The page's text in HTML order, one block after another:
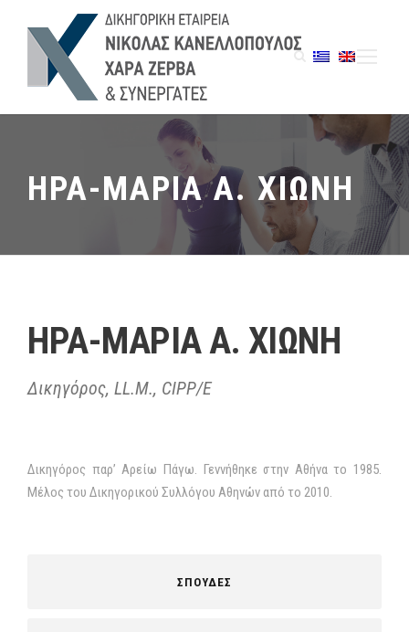
ΗΡΑ-ΜΑΡΙΑ A. ΧΙΩΝΗ
ΗΡΑ-ΜΑΡΙΑ A. ΧΙΩΝΗ
Δικηγόρος, LL.M., CIPP/E
Δικηγόρος παρ’ Αρείω Πάγω. Γεννήθηκε στην Αθήνα το 1985.
Μέλος του Δικηγορικού Συλλόγου Αθηνών από το 2010.
ΣΠΟΥΔΕΣ